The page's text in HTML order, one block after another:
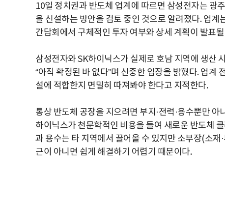
10일 정치권과 반도체 업계에 따르면 삼성전자는 광
을 신설하는 방안을 검토 중인 것으로 알려졌다. 업
간담회에서 구체적인 투자 여부와 상세 계획이 발표
삼성전자와 SK하이닉스가 실제로 호남 지역에 생산
“아직 확정된 바 없다”며 신중한 입장을 밝혔다. 업계
설에 적합한지 면밀히 따져봐야 한다고 지적한다.
통상 반도체 공장을 지으려면 부지·전력·용수뿐만
하이닉스가 천문학적인 비용을 들여 새로운 반도체
과 용수는 타 지역에서 끌어올 수 있지만 소부장(소재
근이 아니면 쉽게 해결하기 어렵기 때문이다.